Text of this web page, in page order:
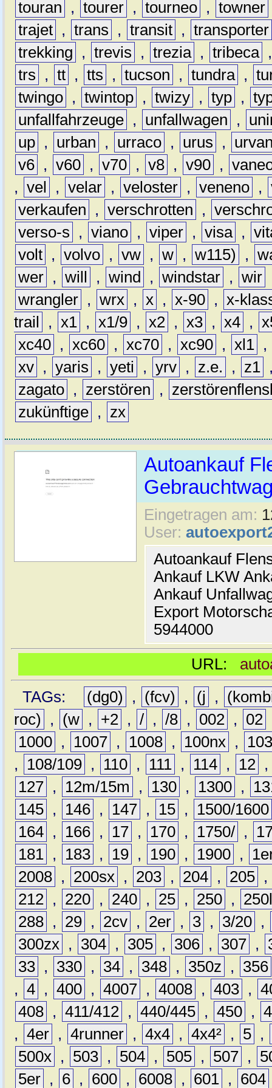
touran , tourer , tourneo , towner
trajet , trans , transit , transporter
trekking
, trevis , trezia , tribeca
trs
, tt , tts , tucson , tundra ,
twingo , twintop , twizy , typ ,
unfallfahrzeuge , unfallwagen ,
up , urban , urraco , urus ,
v6 , v60 , v70 , v8 , v90 ,
, vel , velar , veloster , veneno ,
verkaufen
, verschrotten ,
verso-s
, viano , viper , visa ,
volt , volvo , vw , w , w115) ,
wer , will , wind , windstar , wir
wrangler , wrx , x , x-90 , x-
trail
, x1 , x1/9 , x2 , x3 , x4 ,
xc40 , xc60 , xc70 , xc90 , xl1 ,
xv , yaris , yeti , yrv , z.e. , z1
zagato , zerstören ,
zukünftige , zx
Autoankauf
Eingetragen am:
User:
Autoankauf
Ankauf LKW
Ankauf
Export
5944000
URL:
TAGs:
(dg0) , (fcv) , (j ,
roc)
, (w , +2 , / , /8 , 002 , 02
1000 , 1007 , 1008 , 100nx ,
,
108/109 , 110 , 111 , 114 , 12
127 , 12m/15m , 130 , 1300 ,
145 , 146 , 147 , 15 ,
1500/1600
164 , 166 , 17 , 170 , 1750/ ,
181 , 183 , 19 , 190 , 1900 ,
2008 , 200sx , 203 , 204 , 205 ,
212 , 220 , 240 , 25 , 250 ,
288 , 29 , 2cv , 2er , 3 , 3/20 ,
300zx , 304 , 305 , 306 , 307 ,
33 , 330 , 34 , 348 , 350z ,
356
, 4 , 400 , 4007 , 4008 , 403 ,
408 , 411/412 , 440/445 , 450 ,
, 4er , 4runner , 4x4 , 4x4² , 5 ,
500x , 503 , 504 , 505 , 507 ,
5er , 6 , 600 , 6008 , 601 , 604